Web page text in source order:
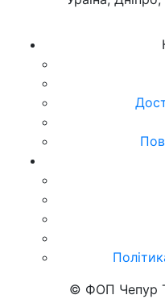
© ФОП Чепур